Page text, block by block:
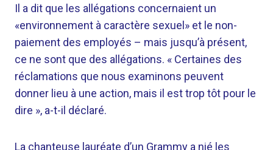
Il a dit que les allégations concernaient un
«environnement à caractère sexuel» et le non-
paiement des employés – mais jusqu’à présent,
ce ne sont que des allégations. « Certaines des
réclamations que nous examinons peuvent
donner lieu à une action, mais il est trop tôt pour le
dire », a-t-il déclaré.
La chanteuse lauréate d’un Grammy a nié les